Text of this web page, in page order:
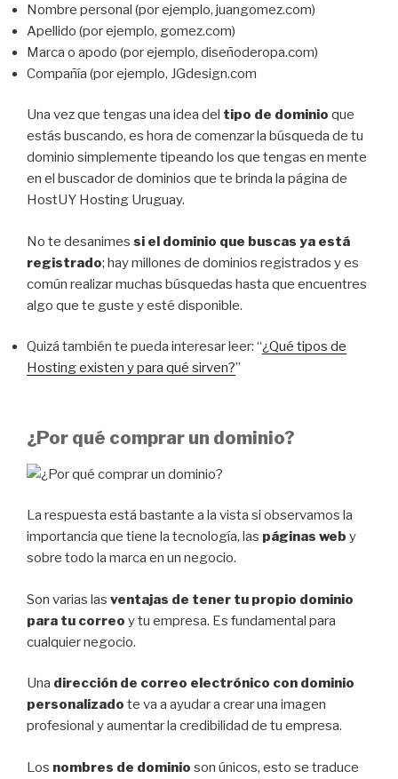
Nombre personal (por ejemplo, juangomez.com)
Apellido (por ejemplo, gomez.com)
Marca o apodo (por ejemplo, diseñoderopa.com)
Compañía (por ejemplo, JGdesign.com
Una vez que tengas una idea del tipo de dominio que
estás buscando, es hora de comenzar la búsqueda de tu
dominio simplemente tipeando los que tengas en mente
en el buscador de dominios que te brinda la página de
HostUY Hosting Uruguay.
No te desanimes si el dominio que buscas ya está
registrado; hay millones de dominios registrados y es
común realizar muchas búsquedas hasta que encuentres
algo que te guste y esté disponible.
Quizá también te pueda interesar leer: “¿Qué tipos de
Hosting existen y para qué sirven?”
¿Por qué comprar un dominio?
La respuesta está bastante a la vista si observamos la
importancia que tiene la tecnología, las páginas web y
sobre todo la marca en un negocio.
Son varias las ventajas de tener tu propio dominio
para tu correo y tu empresa. Es fundamental para
cualquier negocio.
Una dirección de correo electrónico con dominio
personalizado te va a ayudar a crear una imagen
profesional y aumentar la credibilidad de tu empresa.
Los nombres de dominio son únicos, esto se traduce